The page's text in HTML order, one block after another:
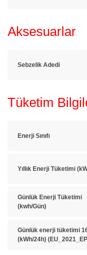
Aksesuarlar
Sebzelik Adedi
Tüketim
Enerji Sınıfı
Yıllık Enerji Tüketimi
Günlük Enerji Tüketimi
(kwh/Gün)
Günlük enerji tüketimi
(kWh/24h)